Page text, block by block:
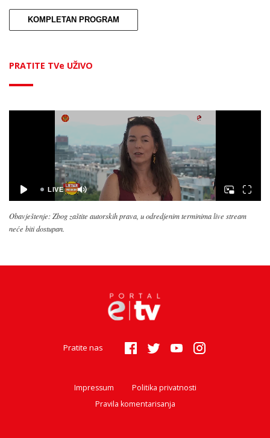
KOMPLETAN PROGRAM
PRATITE TVe UŽIVO
Obavještenje: Zbog zaštite autorskih prava, u odredjenim terminima live stream
neće biti dostupan.
Pratite nas
Impressum
Politika privatnosti
Pravila komentarisanja